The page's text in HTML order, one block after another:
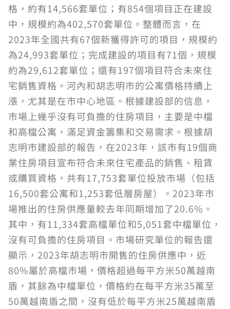
格，約有14,566套單位；有854個項目正在建設
中，規模約為402,570套單位。整體而言，在
2023年全國共有67個新獲得許可的項目，規模約
為24,993套單位；完成建設的項目有71個，規模
約為29,612套單位；還有197個項目符合未來住
宅銷售資格。河內和胡志明市的公寓價格持續上
漲，尤其是在市中心地區。根據建設部的信息，
市場上幾乎沒有可負擔的住房項目，主要是中檔
和高檔公寓，滿足資金籌集和交易需求。根據胡
志明市建設部的報告，在2023年，該市有19個商
業住房項目宣布符合未來住宅產品的銷售、租賃
或購買資格，共有17,753套單位投放市場（包括
16,500套公寓和1,253套低層房屋）。2023年市
場推出的住房供應量較去年同期增加了20.6%。
其中，有11,334套高檔單位和5,051套中檔單位，
沒有可負擔的住房項目。市場研究單位的報告還
顯示，2023年胡志明市開售的住房供應中，近
80%屬於高檔市場，價格超過每平方米50萬越南
盾，其餘為中檔單位，價格約在每平方米35萬至
50萬越南盾之間，沒有低於每平方米25萬越南盾